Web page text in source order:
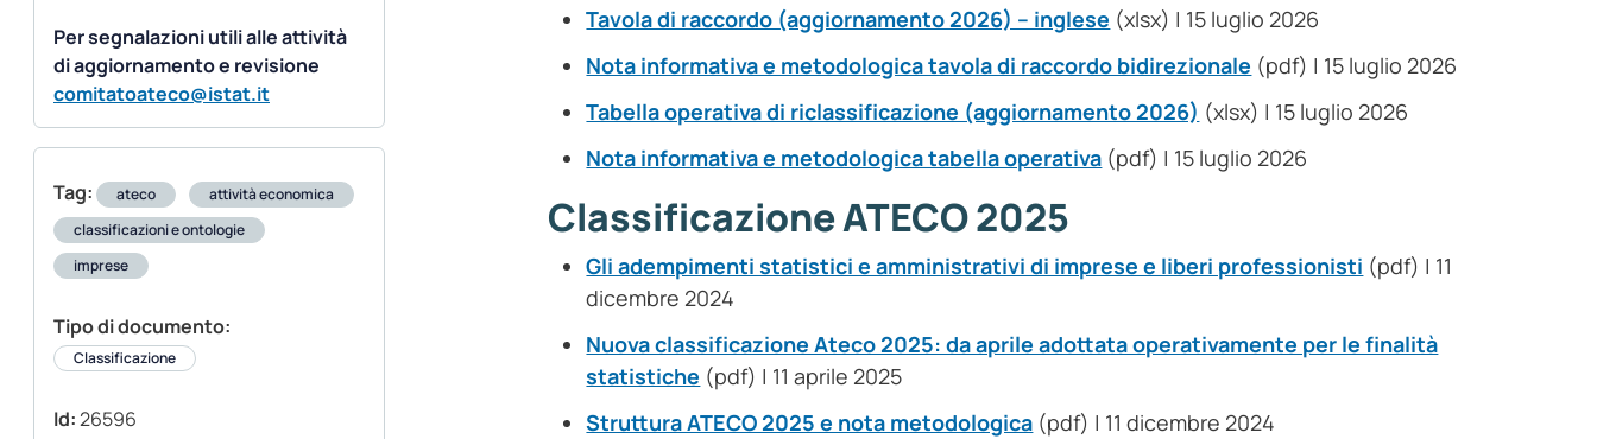
Per segnalazioni utili alle attività
di aggiornamento e revisione
comitatoateco@istat.it
Tag: ateco
attività economica
classificazioni e ontologie
imprese
Tipo di documento:
Classificazione
Id:26596
Tavola di raccordo (aggiornamento 2026) – inglese (xlsx) | 15 luglio 2026
Nota informativa e metodologica tavola di raccordo bidirezionale (pdf) | 15 luglio 2026
Tabella operativa di riclassificazione (aggiornamento 2026) (xlsx) | 15 luglio 2026
Nota informativa e metodologica tabella operativa (pdf) | 15 luglio 2026
Classificazione ATECO 2025
Gli adempimenti statistici e amministrativi di imprese e liberi professionisti (pdf) | 11
dicembre 2024
Nuova classificazione Ateco 2025: da aprile adottata operativamente per le finalità
statistiche (pdf) | 11 aprile 2025
Struttura ATECO 2025 e nota metodologica (pdf) | 11 dicembre 2024